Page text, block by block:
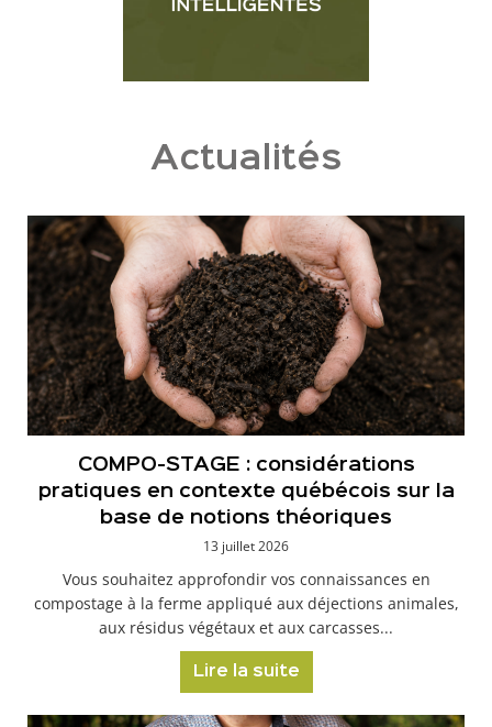
Actualités
COMPO-STAGE : considérations
pratiques en contexte québécois sur la
base de notions théoriques
13 juillet 2026
Vous souhaitez approfondir vos connaissances en
compostage à la ferme appliqué aux déjections animales,
aux résidus végétaux et aux carcasses...
Lire la suite